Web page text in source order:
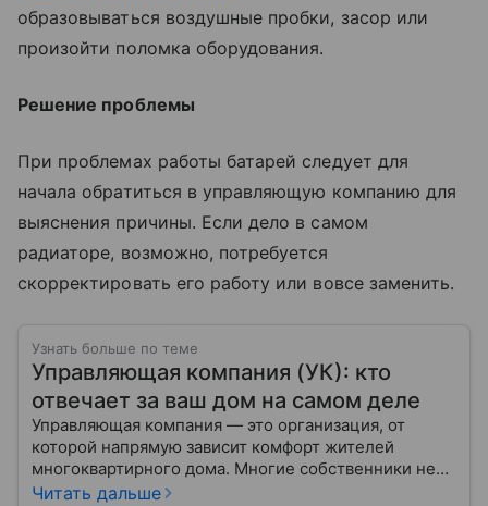
образовываться воздушные пробки, засор или
произойти поломка оборудования.
Решение проблемы
При проблемах работы батарей следует для
начала обратиться в управляющую компанию для
выяснения причины. Если дело в самом
радиаторе, возможно, потребуется
скорректировать его работу или вовсе заменить.
Узнать больше по теме
Управляющая компания (УК): кто
отвечает за ваш дом на самом деле
Управляющая компания — это организация, от
которой напрямую зависит комфорт жителей
многоквартирного дома. Многие собственники не
до конца понимают, какие именно услуги УК
Читать дальше